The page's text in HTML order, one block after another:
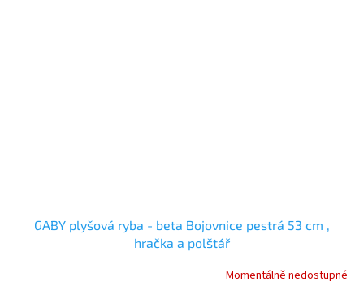
GABY plyšová ryba - beta Bojovnice pestrá 53 cm ,
hračka a polštář
Momentálně nedostupné